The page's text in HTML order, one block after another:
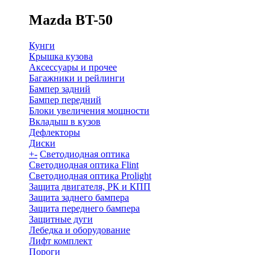
Mazda BT-50
Кунги
Крышка кузова
Аксессуары и прочее
Багажники и рейлинги
Бампер задний
Бампер передний
Блоки увеличения мощности
Вкладыш в кузов
Дефлекторы
Диски
+- Светодиодная оптика
Светодиодная оптика Flint
Светодиодная оптика Prolight
Защита двигателя, РК и КПП
Защита заднего бампера
Защита переднего бампера
Защитные дуги
Лебедка и оборудование
Лифт комплект
Пороги